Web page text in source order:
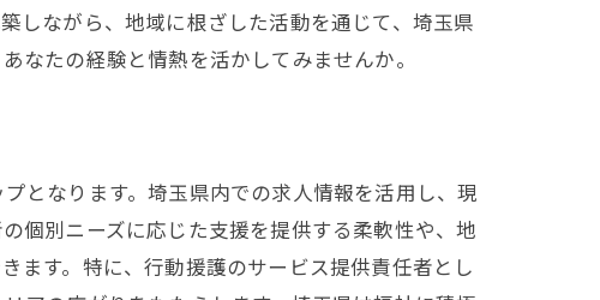
しながら、地域に根ざした活動を通じて、埼玉県
なたの経験と情熱を活かしてみませんか。
となります。埼玉県内での求人情報を活用し、現
個別ニーズに応じた支援を提供する柔軟性や、地
ます。特に、行動援護のサービス提供責任者とし